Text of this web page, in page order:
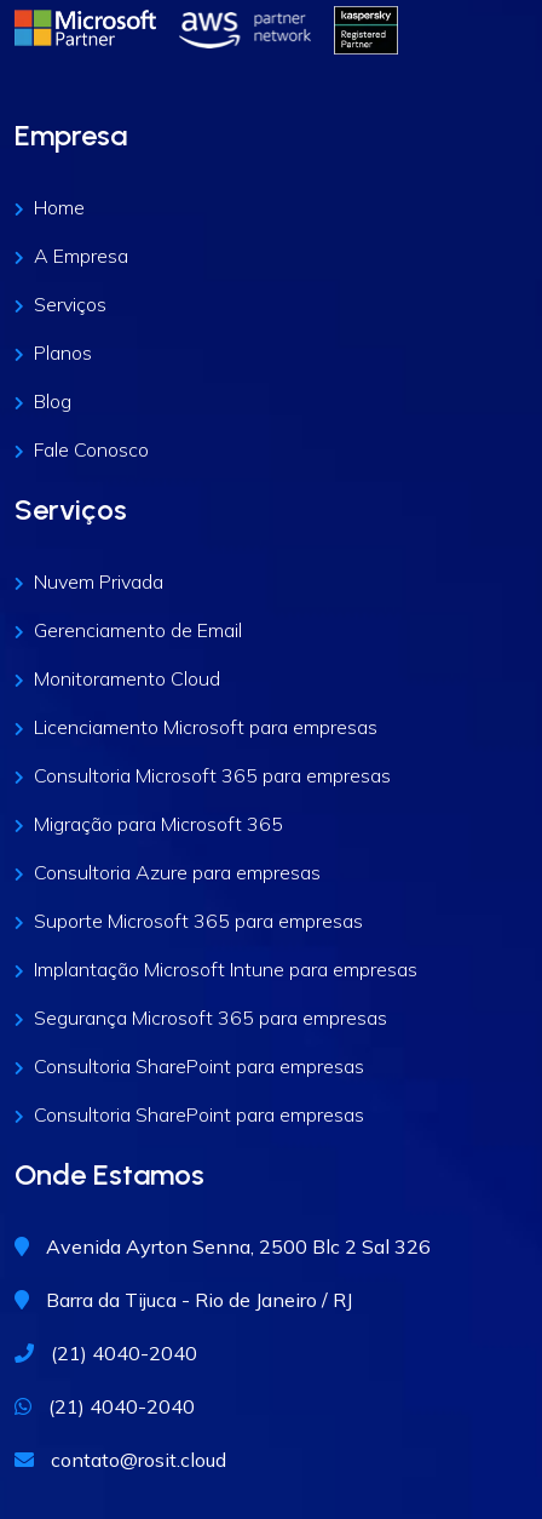
Empresa
Home
A Empresa
Serviços
Planos
Blog
Fale Conosco
Serviços
Nuvem Privada
Gerenciamento de Email
Monitoramento Cloud
Licenciamento Microsoft para empresas
Consultoria Microsoft 365 para empresas
Migração para Microsoft 365
Consultoria Azure para empresas
Suporte Microsoft 365 para empresas
Implantação Microsoft Intune para empresas
Segurança Microsoft 365 para empresas
Consultoria SharePoint para empresas
Consultoria SharePoint para empresas
Onde Estamos
Avenida Ayrton Senna, 2500 Blc 2 Sal 326
Barra da Tijuca - Rio de Janeiro / RJ
(21) 4040-2040
(21) 4040-2040
contato@rosit.cloud